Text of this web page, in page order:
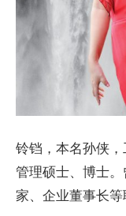
铃铛，本名孙侠
管理硕士、博士
家、企业董事长等